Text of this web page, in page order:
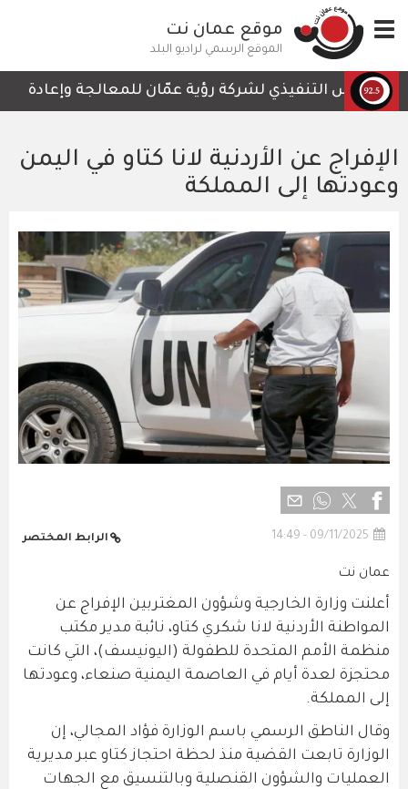
إلى
المحتوى
الرئيسي
Toggle
navigation
موقع عمان نت
الموقع الرسمي لراديو البلد
الرئيس التنفيذي لشركة رؤية عمّان للمعالجة وإعادة
الإفراج عن الأردنية لانا كتاو في اليمن
وعودتها إلى المملكة
09/11/2025 - 14:49 الرابط المختصر
عمان نت
أعلنت وزارة الخارجية وشؤون المغتربين الإفراج عن
المواطنة الأردنية لانا شكري كتاو، نائبة مدير مكتب
منظمة الأمم المتحدة للطفولة (اليونيسف)، التي كانت
محتجزة لعدة أيام في العاصمة اليمنية صنعاء، وعودتها
إلى المملكة.
وقال الناطق الرسمي باسم الوزارة فؤاد المجالي، إن
الوزارة تابعت القضية منذ لحظة احتجاز كتاو عبر مديرية
العمليات والشؤون القنصلية وبالتنسيق مع الجهات